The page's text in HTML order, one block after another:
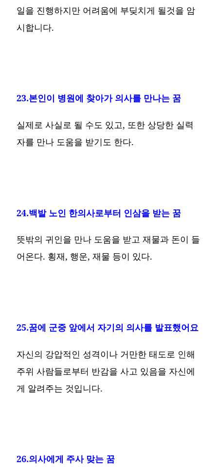
일을 진행하지만 어려움에 부딪치게 될것을 암
시합니다.
23.본인이 병원에 찾아가 의사를 만나는 꿈
실제로 사실로 될 수도 있고, 또한 상당한 실력
자를 만나 도움을 받기도 한다.
24.백발 노인 한의사로부터 인삼을 받는 꿈
뜻밖의 귀인을 만나 도움을 받고 재물과 돈이 들
어온다. 횡재, 행운, 재물 등이 있다.
25.꿈에 군중 앞에서 자기의 의사를 발표했어요
자신의 강압적인 성격이나 거만한 태도로 인해
주위 사람들로부터 반감을 사고 있음을 자신에
게 알려주는 것입니다.
26.의사에게 주사 맞는 꿈